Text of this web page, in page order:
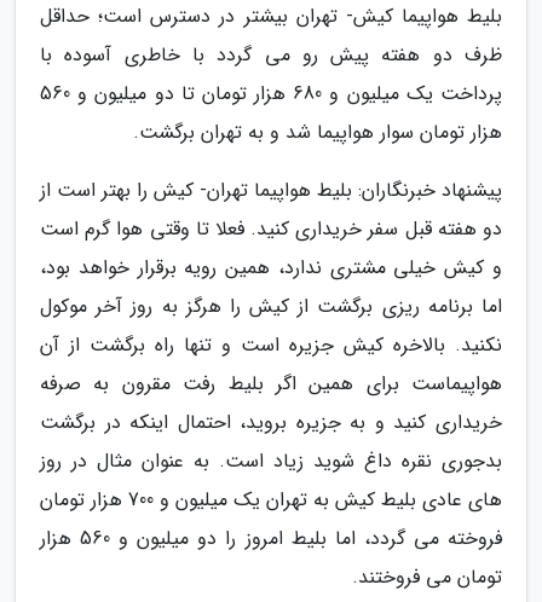
بلیط هواپیما کیش- تهران بیشتر در دسترس است؛ حداقل
ظرف دو هفته پیش رو می گردد با خاطری آسوده با
پرداخت یک میلیون و 680 هزار تومان تا دو میلیون و 560
هزار تومان سوار هواپیما شد و به تهران برگشت.
پیشنهاد خبرنگاران: بلیط هواپیما تهران- کیش را بهتر است از
دو هفته قبل سفر خریداری کنید. فعلا تا وقتی هوا گرم است
و کیش خیلی مشتری ندارد، همین رویه برقرار خواهد بود،
اما برنامه ریزی برگشت از کیش را هرگز به روز آخر موکول
نکنید. بالاخره کیش جزیره است و تنها راه برگشت از آن
هواپیماست برای همین اگر بلیط رفت مقرون به صرفه
خریداری کنید و به جزیره بروید، احتمال اینکه در برگشت
بدجوری نقره داغ شوید زیاد است. به عنوان مثال در روز
های عادی بلیط کیش به تهران یک میلیون و 700 هزار تومان
فروخته می گردد، اما بلیط امروز را دو میلیون و 560 هزار
تومان می فروختند.